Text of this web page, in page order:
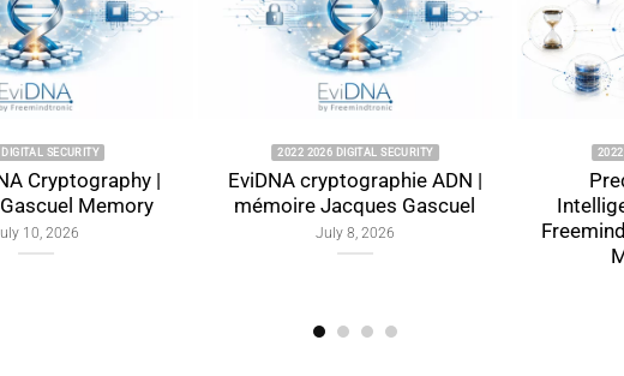
|
Memory
2022 2026 DIGITAL SECURITY
EviDNA cryptographie ADN |
mémoire Jacques Gascuel
July 8, 2026
2022 2026
Intelligence
Freemindtronic
July 9,